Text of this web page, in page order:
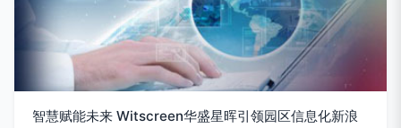
智慧赋能未来 Witscreen华盛星晖引领园区信息化新浪